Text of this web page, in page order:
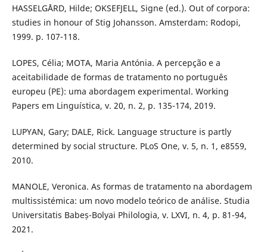
HASSELGÅRD, Hilde; OKSEFJELL, Signe (ed.). Out of corpora:
studies in honour of Stig Johansson. Amsterdam: Rodopi,
1999. p. 107-118.
LOPES, Célia; MOTA, Maria Antónia. A percepção e a
aceitabilidade de formas de tratamento no português
europeu (PE): uma abordagem experimental. Working
Papers em Linguística, v. 20, n. 2, p. 135-174, 2019.
LUPYAN, Gary; DALE, Rick. Language structure is partly
determined by social structure. PLoS One, v. 5, n. 1, e8559,
2010.
MANOLE, Veronica. As formas de tratamento na abordagem
multissistémica: um novo modelo teórico de análise. Studia
Universitatis Babeș-Bolyai Philologia, v. LXVI, n. 4, p. 81-94,
2021.